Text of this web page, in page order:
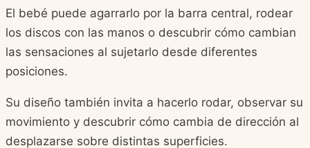
El bebé puede agarrarlo por la barra central, rodear
los discos con las manos o descubrir cómo cambian
las sensaciones al sujetarlo desde diferentes
posiciones.
Su diseño también invita a hacerlo rodar, observar su
movimiento y descubrir cómo cambia de dirección al
desplazarse sobre distintas superficies.